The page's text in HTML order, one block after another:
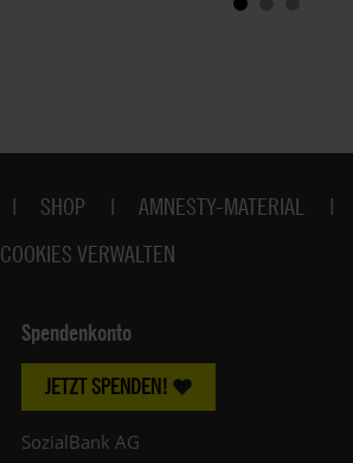
SHOP AMNESTY-MATERIAL
COOKIES VERWALTEN
Spendenkonto
JETZT SPENDEN!
SozialBank AG